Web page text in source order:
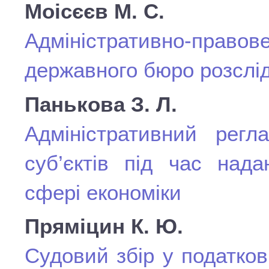
Моісєєв М. С.
Адміністративно-
державного бюро
Панькова З. Л.
Адміністративний
суб’єктів під час
сфері економіки
Пряміцин К. Ю.
Судовий збір у